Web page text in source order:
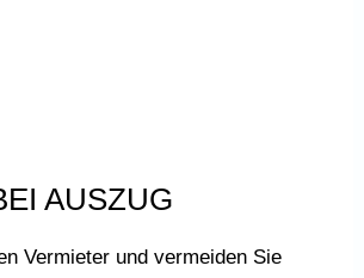
AUSZUG
Vermieter und vermeiden Sie